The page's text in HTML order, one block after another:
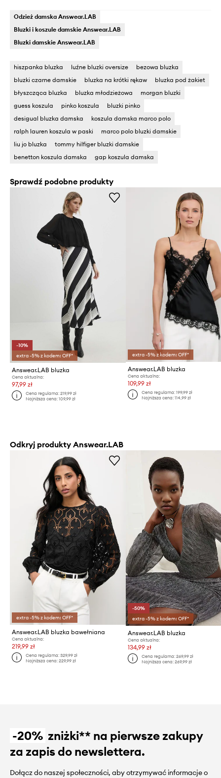
Odzież damska Answear.LAB
Bluzki i koszule damskie Answear.LAB
Bluzki damskie Answear.LAB
hiszpanka bluzka luźne bluzki oversize
bezowa bluzka
bluzki czarne damskie
bluzka na krótki rękaw
bluzka pod żakiet
błyszcząca bluzka
bluzka młodzieżowa
morgan bluzki
guess koszula
pinko koszula
bluzki pinko
desigual bluzka damska
koszula damska marco polo
ralph lauren koszula w paski
marco polo bluzki damskie
liu jo bluzka
tommy hilfiger bluzki damskie
benetton koszula damska
gap koszula damska
Sprawdź podobne produkty
-10%
extra -5% z kodem: OFF*
Answear.LAB bluzka
Cena aktualna:
97,99 zł
Cena regularna:219,99 zł
Najniższa cena:109,99 zł
extra -5% z kodem: OFF*
Answear.LAB bluzka
Cena aktualna:
109,99 zł
Cena regularna: 199,99 zł
Najniższa cena: 114,99 zł
Odkryj produkty Answear.LAB
extra -5% z kodem: OFF*
Answear.LAB bluzka bawełniana
Cena aktualna:
219,99 zł
Cena regularna:329,99 zł
Najniższa cena:229,99 zł
-50%
extra -5% z kodem: OFF*
Answear.LAB bluzka
Cena aktualna:
134,99 zł
Cena regularna: 269,99 zł
Najniższa cena: 269,99 zł
-20% zniżki** na pierwsze zakupy
za zapis do newslettera.
Dołącz do naszej społeczności, aby otrzymywać informacje o